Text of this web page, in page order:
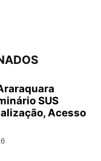
SUS
Acesso